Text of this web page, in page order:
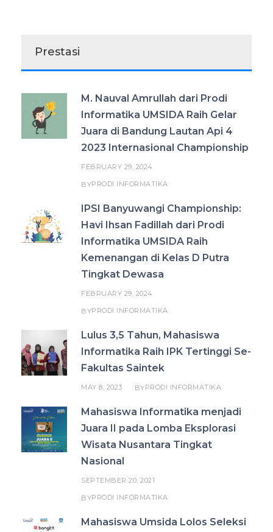
Prestasi
M. Nauval Amrullah dari Prodi
Informatika UMSIDA Raih Gelar
Juara di Bandung Lautan Api 4
2023 Internasional Championship
FEBRUARY 29, 2024
BYPRODI INFORMATIKA
IPSI Banyuwangi Championship:
Havi Ihsan Fadillah dari Prodi
Informatika UMSIDA Raih
Kemenangan di Kelas D Putra
Tingkat Dewasa
FEBRUARY 29, 2024
BYPRODI INFORMATIKA
Lulus 3,5 Tahun, Mahasiswa
Informatika Raih IPK Tertinggi Se-
Fakultas Saintek
MAY 8, 2023 BYPRODI INFORMATIKA
Mahasiswa Informatika menjadi
Juara II pada Lomba Eksplorasi
Wisata Nusantara Tingkat
Nasional
SEPTEMBER 20, 2021
BYPRODI INFORMATIKA
Mahasiswa Umsida Lolos Seleksi